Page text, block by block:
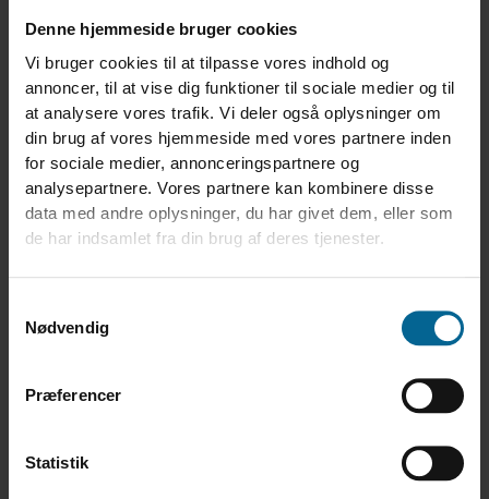
Denne hjemmeside bruger cookies
Vi bruger cookies til at tilpasse vores indhold og
annoncer, til at vise dig funktioner til sociale medier og til
at analysere vores trafik. Vi deler også oplysninger om
din brug af vores hjemmeside med vores partnere inden
for sociale medier, annonceringspartnere og
analysepartnere. Vores partnere kan kombinere disse
data med andre oplysninger, du har givet dem, eller som
de har indsamlet fra din brug af deres tjenester.
Nødvendig
Præferencer
Statistik
Nicht klassifizierte:
den Anbietern der einzelnen Cookies gerade klassifizieren.
Ein Cookie ist eine Textdatei, die beim Besuch einer Website auf
Ihrem Computer gespeichert wird. In dieser Textdatei speichert die
Website Informationen, die sie beim nächsten Besuch der Seite
wieder lesen möchte.
Dies sind häufig Informationen, die für das Funktionieren der
sich auch um Cookies für statistische Zwecke, zur Analyse Ihrer
handeln.
Diese Website verwendet verschiedene Arten von Cookies. Einige
Cookies werden von Drittanbietern gesetzt, deren Dienste auf
Sie können Ihre Einwilligung zur Cookie-Erklärung auf unserer